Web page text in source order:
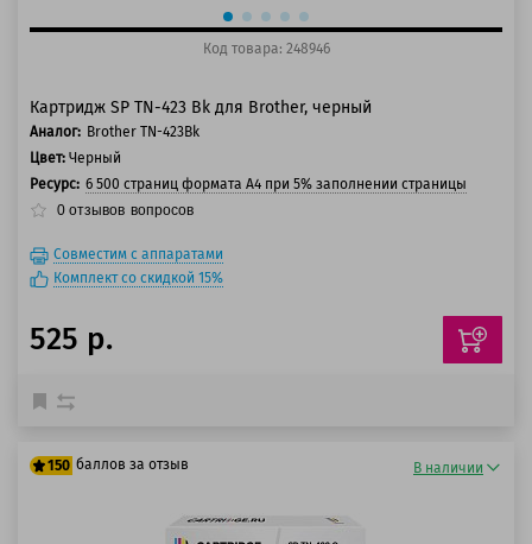
Код товара: 248946
Картридж SP TN-423 Bk для Brother, черный
Аналог: Brother TN-423Bk
Цвет: Черный
Ресурс: 6 500 страниц формата А4 при 5% заполнении страницы
0 отзывов вопросов
Совместим с аппаратами
Комплект со скидкой 15%
525 р.
150 баллов за отзыв В наличии